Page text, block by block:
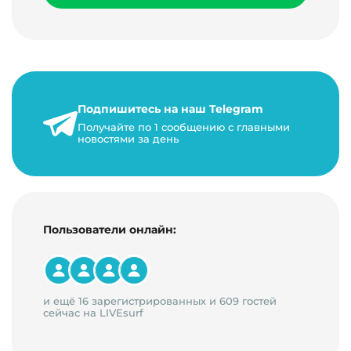
Подпишитесь на наш Telegram
Получайте по 1 сообщению с главными
новостями за день
Пользователи онлайн:
и ещё 16 зарегистрированных и 609 гостей
сейчас на LIVEsurf